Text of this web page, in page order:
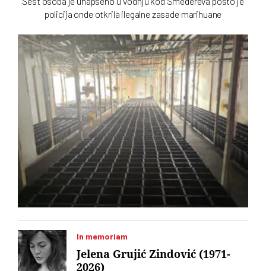
policija onde otkrila ilegalne zasade marihuane
In memoriam
Jelena Grujić Zindović (1971-
2026)